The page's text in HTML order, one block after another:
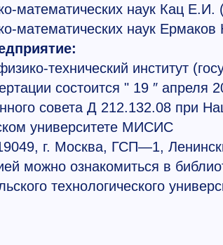
математических наук Кац
математических наук
технический институт
состоится " 19 ″ апреля
совета Д 212.132.08 при
университете МИСИС
г. Москва, ГСП—1,
можно ознакомиться в
технологического